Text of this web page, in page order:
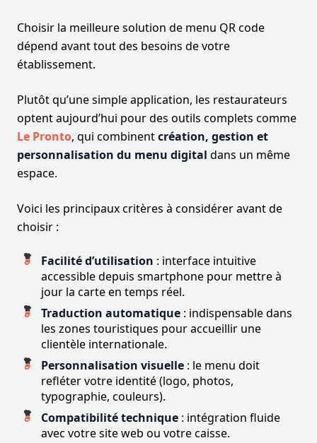
Choisir la meilleure solution de menu QR code
dépend avant tout des besoins de votre
établissement.
Plutôt qu’une simple application, les restaurateurs
optent aujourd’hui pour des outils complets comme
Le Pronto, qui combinentcréation, gestion et
personnalisation du menu digital dans un même
espace.
Voici les principaux critères à considérer avant de
choisir :
Facilité d’utilisation : interface intuitive
accessible depuis smartphone pour mettre à
jour la carte en temps réel.
Traduction automatique : indispensable dans
les zones touristiques pour accueillir une
clientèle internationale.
Personnalisation visuelle : le menu doit
refléter votre identité (logo, photos,
typographie, couleurs).
Compatibilité technique : intégration fluide
avec votre site web ou votre caisse.